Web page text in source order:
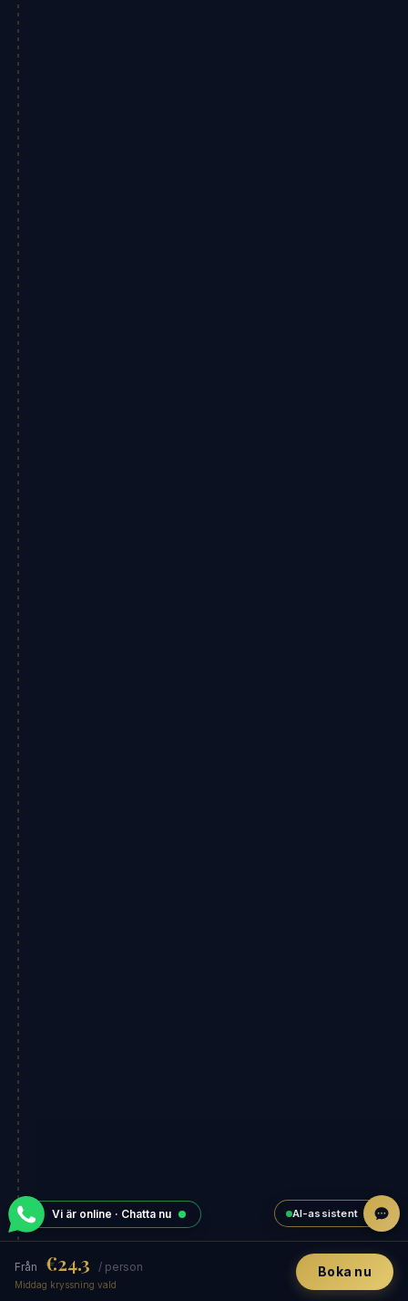
Från €24.3 / person
Middag kryssning vald
Boka nu
Vi är online · Chatta nu AI-assistent